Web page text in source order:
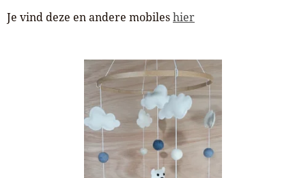
Je vind deze en andere mobiles hier